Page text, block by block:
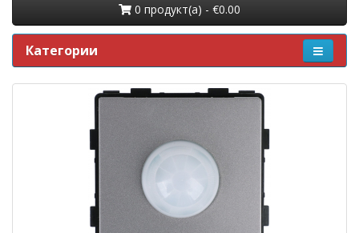
0 продукт(a) - €0.00
Категории